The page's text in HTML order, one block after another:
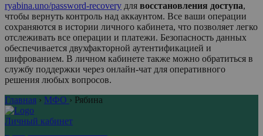
ryabina.uno/password-recovery для восстановления доступа,
чтобы вернуть контроль над аккаунтом. Все ваши операции
сохраняются в истории личного кабинета, что позволяет легко
отслеживать все операции и платежи. Безопасность данных
обеспечивается двухфакторной аутентификацией и
шифрованием. В личном кабинете также можно обратиться в
службу поддержки через онлайн-чат для оперативного
решения любых вопросов.
Главная › МФО › Рябина
Личный кабинет